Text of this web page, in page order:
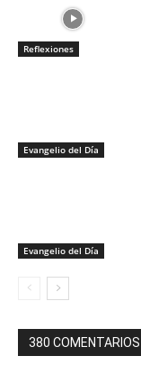
Reflexiones
Evangelio del Día
Evangelio del Día
380 COMENTARIOS